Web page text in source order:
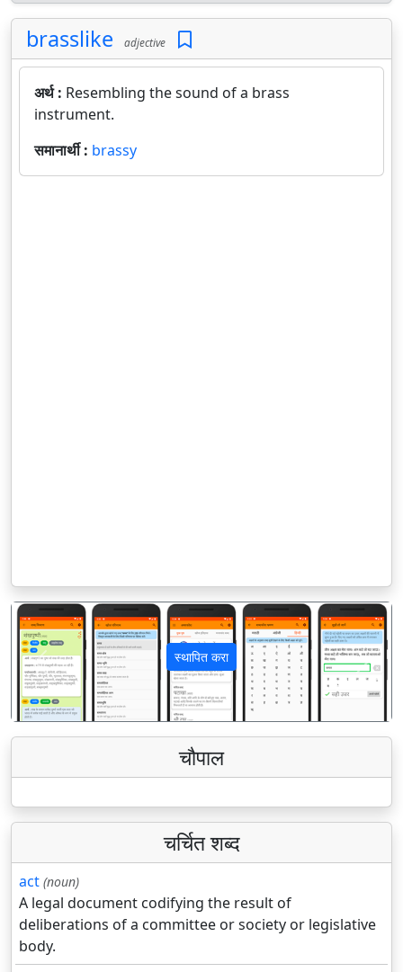
brasslike adjective
अर्थ : Resembling the sound of a brass
instrument.
समानार्थी : brassy
स्थापित करा
पिछला अगला
चौपाल
चर्चित शब्द
act (noun)
A legal document codifying the result of
deliberations of a committee or society or legislative
body.